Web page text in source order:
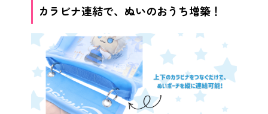
カラビナ連結で、ぬいのおうち増築！